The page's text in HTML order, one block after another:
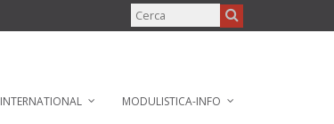
INTERNATIONAL MODULISTICA-INFO